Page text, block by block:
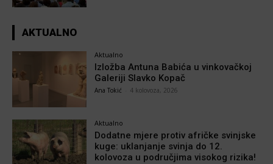
AKTUALNO
Aktualno
Izložba Antuna Babića u vinkovačkoj
Galeriji Slavko Kopač
Ana Tokić 4 kolovoza, 2026
Aktualno
Dodatne mjere protiv afričke svinjske
kuge: uklanjanje svinja do 12.
kolovoza u područjima visokog rizika!